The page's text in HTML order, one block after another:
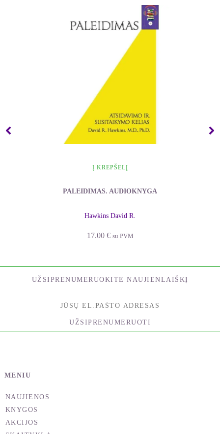
Į KREPŠELĮ
PALEIDIMAS. AUDIOKNYGA
Hawkins David R.
17.00 € su PVM
UŽSIPRENUMERUOKITE NAUJIENLAIŠKĮ
UŽSIPRENUMERUOTI
MENIU
NAUJIENOS
KNYGOS
AKCIJOS